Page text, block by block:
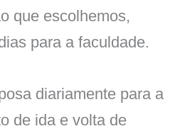
que escolhemos,
para a faculdade.
diariamente para a
de ida e volta de